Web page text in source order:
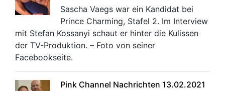
Sascha Vaegs war ein Kandidat bei
Prince Charming, Stafel 2. Im Interview
mit Stefan Kossanyi schaut er hinter die Kulissen
der TV-Produktion. – Foto von seiner
Facebookseite.
Pink Channel Nachrichten 13.02.2021